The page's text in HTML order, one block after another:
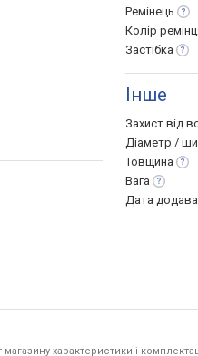
Ремінець
Колір
Застібка
Інше
Захист від
Діаметр /
Товщина
Вага
Дата
характеристики і